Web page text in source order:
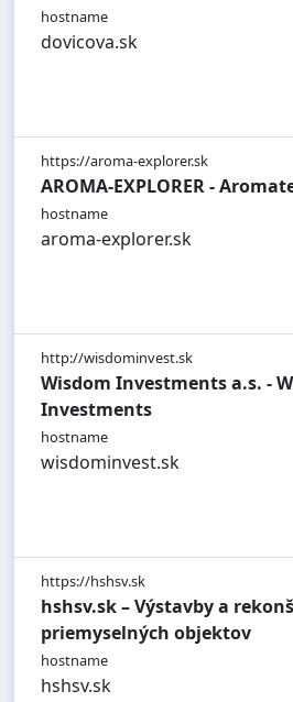
hostname
dovicova.sk
https://aroma-explorer.sk
AROMA-EXPLORER -
hostname
aroma-explorer.sk
http://wisdominvest.sk
Wisdom Investments a.s. -
Investments
hostname
wisdominvest.sk
https://hshsv.sk
hshsv.sk – Výstavby a
priemyselných objektov
hostname
hshsv.sk